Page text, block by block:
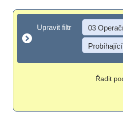
Upravit filtr
Upravit filtr 03
Řadit